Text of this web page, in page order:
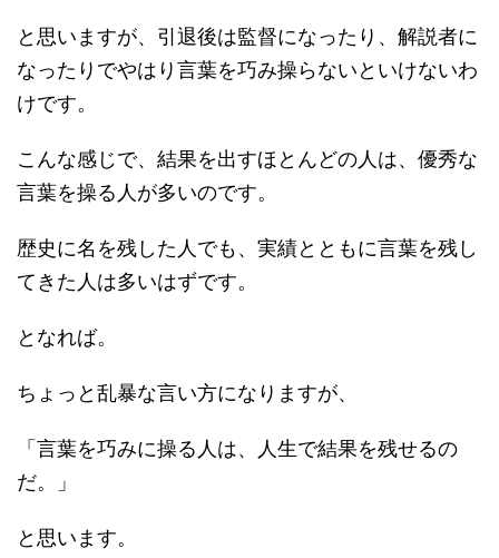
と思いますが、引退後は監督になったり、解説者に
なったりでやはり言葉を巧み操らないといけないわ
けです。
こんな感じで、結果を出すほとんどの人は、優秀な
言葉を操る人が多いのです。
歴史に名を残した人でも、実績とともに言葉を残し
てきた人は多いはずです。
となれば。
ちょっと乱暴な言い方になりますが、
「言葉を巧みに操る人は、人生で結果を残せるの
だ。」
と思います。